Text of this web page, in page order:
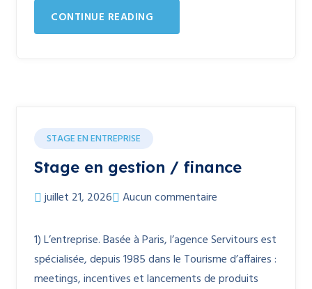
CONTINUE READING
STAGE EN ENTREPRISE
Stage en gestion / finance
juillet 21, 2026 Aucun commentaire
1) L’entreprise. Basée à Paris, l’agence Servitours est
spécialisée, depuis 1985 dans le Tourisme d’affaires :
meetings, incentives et lancements de produits